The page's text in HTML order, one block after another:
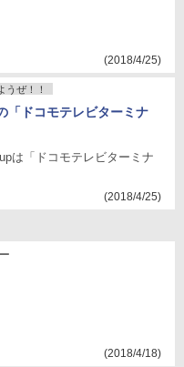
(2018/4/25)
うぜ！！
ドコモテレビターミナ
は「ドコモテレビターミナ
(2018/4/25)
(2018/4/18)